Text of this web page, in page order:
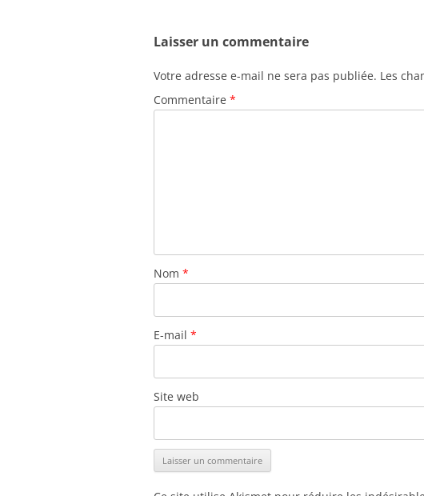
Laisser un commentaire
Votre adresse e-mail ne sera pas publiée. Les
Commentaire *
Nom *
E-mail *
Site web